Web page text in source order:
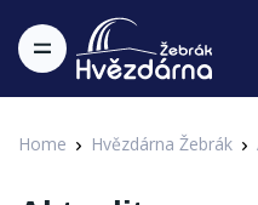
Home Hvězdárna Žebrák